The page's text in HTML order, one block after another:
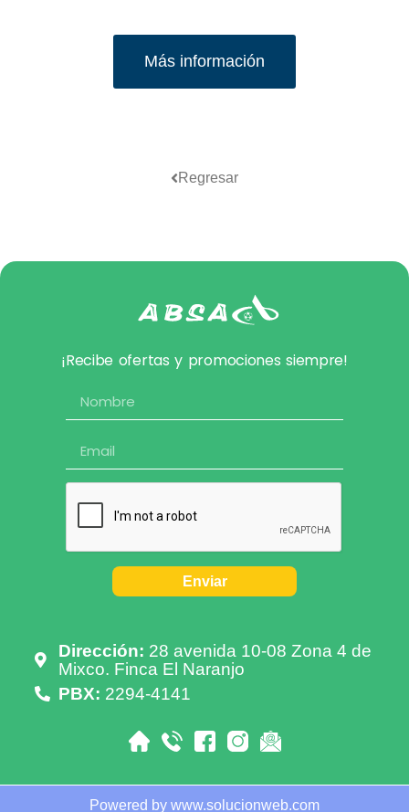
Más información
Regresar
¡Recibe ofertas y promociones siempre!
Enviar
Dirección: 28 avenida 10-08 Zona 4 de
Mixco. Finca El Naranjo
PBX: 2294-4141
Powered by www.solucionweb.com